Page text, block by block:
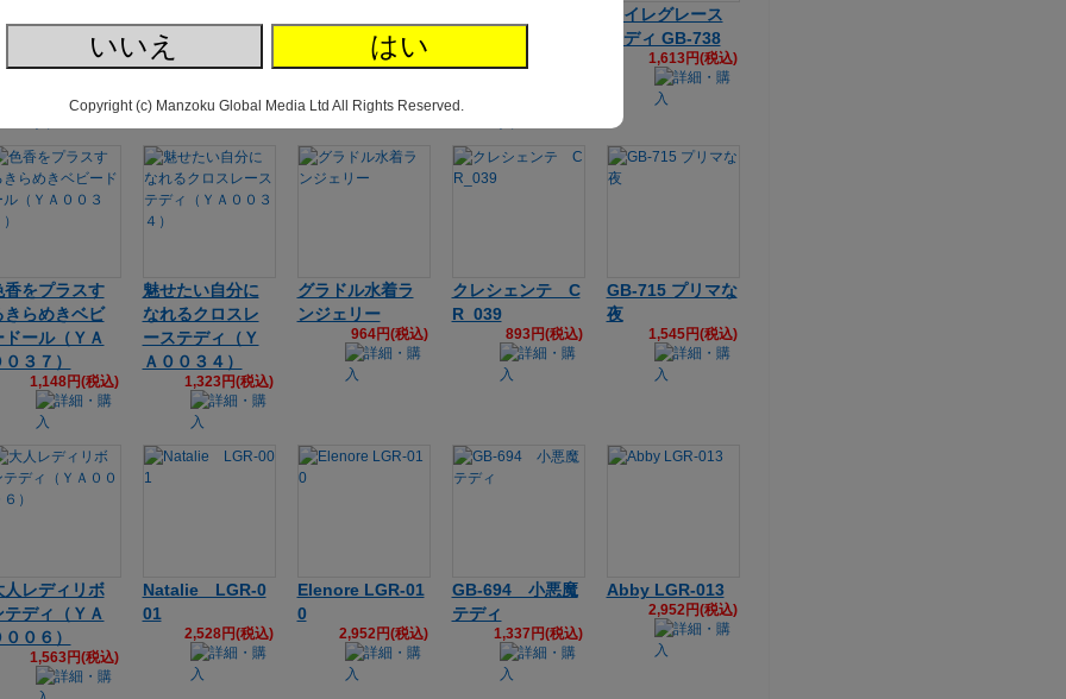
いいえ はい
Copyright (c) Manzoku Global Media Ltd All Rights Reserved.
ランジェリ
はごろもテディ
しリボンテディ
2,109円(税込)
ハイレグレース
テディ GB-738
1,613円(税込)
香をプラスす
きらめきベビ
ドール（ＹＡ
３７）
1,148円(税込)
魅せたい自分に
なれるクロスレ
ーステディ（Ｙ
Ａ００３４）
1,323円(税込)
グラドル水着ラ
ンジェリー
964円(税込)
クレシェンテ C
R_039
893円(税込)
GB-715 プリマな
夜
1,545円(税込)
人レディリボ
テディ（ＹＡ
０６）
1,563円(税込)
Natalie LGR-0
01
2,528円(税込)
Elenore LGR-01
0
2,952円(税込)
GB-694 小悪魔
テディ
1,337円(税込)
Abby LGR-013
2,952円(税込)